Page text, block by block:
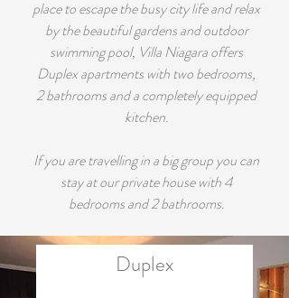
place to escape the busy city life and relax
by the beautiful gardens and outdoor
swimming pool, Villa Niagara offers
Duplex apartments with two bedrooms,
2 bathrooms and a completely equipped
kitchen.
If you are travelling in a big group you can
stay at our private house with 4
bedrooms and 2 bathrooms.
Duplex